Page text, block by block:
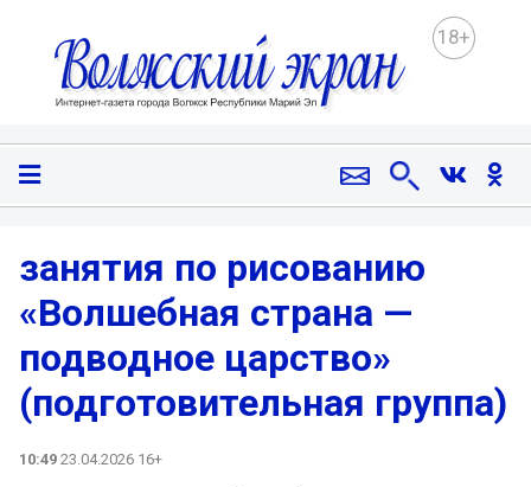
18+
занятия по рисованию
«Волшебная страна —
подводное царство»
(подготовительная группа)
10:49 23.04.2026 16+